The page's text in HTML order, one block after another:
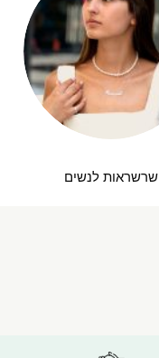
שרשראות לנשים